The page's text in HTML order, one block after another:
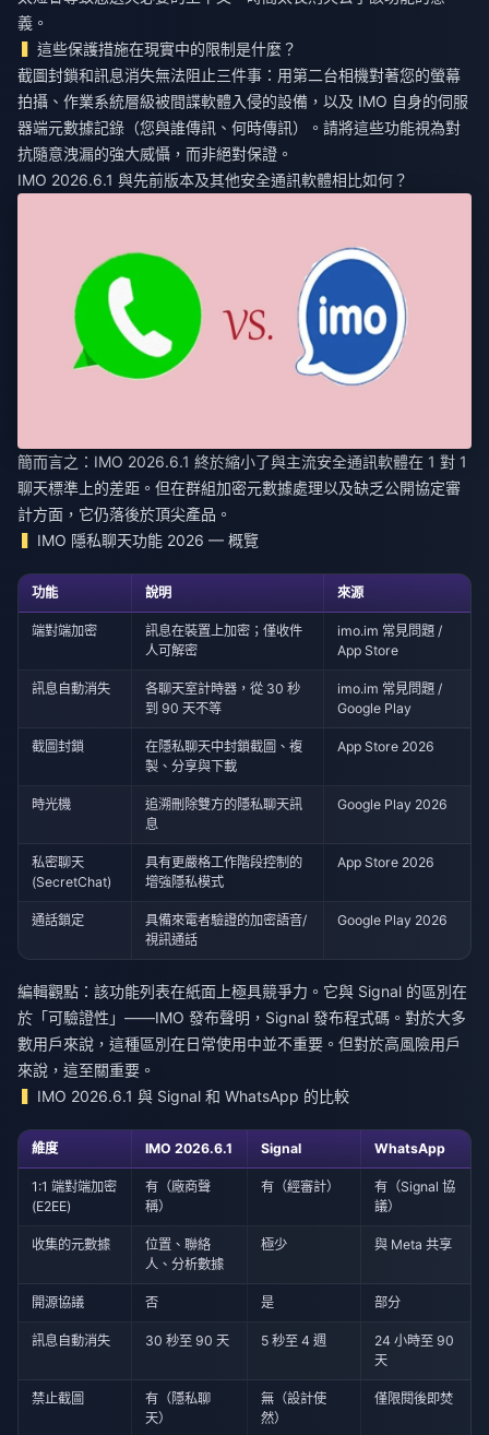
義。
這些保護措施在現實中的限制是什麼？
截圖封鎖和訊息消失無法阻止三件事：用第二台相機對著您的螢幕
拍攝、作業系統層級被間諜軟體入侵的設備，以及 IMO 自身的伺服
器端元數據記錄（您與誰傳訊、何時傳訊）。請將這些功能視為對
抗隨意洩漏的強大威懾，而非絕對保證。
IMO 2026.6.1 與先前版本及其他安全通訊軟體相比如何？
簡而言之：IMO 2026.6.1 終於縮小了與主流安全通訊軟體在 1 對 1
聊天標準上的差距。但在群組加密元數據處理以及缺乏公開協定審
計方面，它仍落後於頂尖產品。
IMO 隱私聊天功能 2026 — 概覽
功能 說明 來源
端對端加密
訊息在裝置上加密；僅收件
人可解密
imo.im 常見問題 /
App Store
訊息自動消失
各聊天室計時器，從 30 秒
到 90 天不等
imo.im 常見問題 /
Google Play
截圖封鎖
在隱私聊天中封鎖截圖、複
製、分享與下載
App Store 2026
時光機
追溯刪除雙方的隱私聊天訊
息
Google Play 2026
私密聊天
(SecretChat)
具有更嚴格工作階段控制的
增強隱私模式
App Store 2026
通話鎖定
具備來電者驗證的加密語音/
視訊通話
Google Play 2026
編輯觀點：該功能列表在紙面上極具競爭力。它與 Signal 的區別在
於「可驗證性」——IMO 發布聲明，Signal 發布程式碼。對於大多
數用戶來說，這種區別在日常使用中並不重要。但對於高風險用戶
來說，這至關重要。
IMO 2026.6.1 與 Signal 和 WhatsApp 的比較
維度 IMO 2026.6.1 Signal WhatsApp
1:1 端對端加密
(E2EE)
有（廠商聲
稱）
有（經審計）
有（Signal 協
議）
收集的元數據
位置、聯絡
人、分析數據
極少 與 Meta 共享
開源協議 否 是 部分
訊息自動消失 30 秒至 90 天 5 秒至 4 週
24 小時至 90
天
禁止截圖
有（隱私聊
天）
無（設計使
然）
僅限閱後即焚